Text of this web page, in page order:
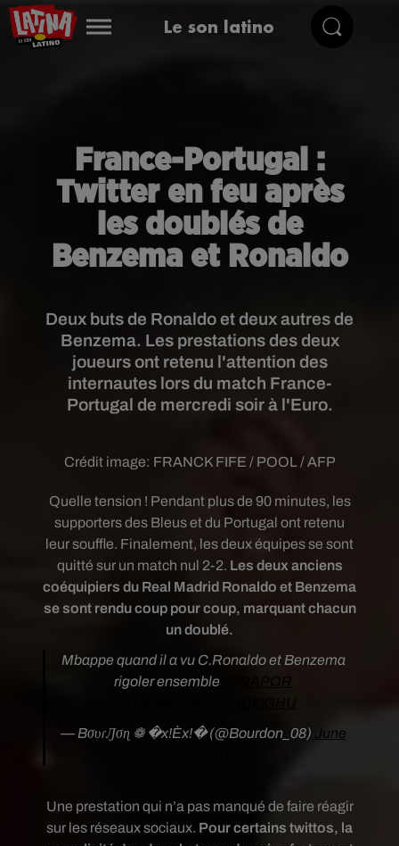
Le son latino
France-Portugal :
Twitter en feu après
les doublés de
Benzema et Ronaldo
Deux buts de Ronaldo et deux autres de
Benzema. Les prestations des deux
joueurs ont retenu l'attention des
internautes lors du match France-
Portugal de mercredi soir à l'Euro.
Crédit image: FRANCK FIFE / POOL / AFP
Quelle tension ! Pendant plus de 90 minutes, les
supporters des Bleus et du Portugal ont retenu
leur souffle. Finalement, les deux équipes se sont
quitté sur un match nul 2-2. Les deux anciens
coéquipiers du Real Madrid Ronaldo et Benzema
se sont rendu coup pour coup, marquant chacun
un doublé.
Mbappe quand il a vu C.Ronaldo et Benzema
rigoler ensemble
#FRAPOR
— BσυɾԒσɳ ❁ �x!Èx!� (@Bourdon_08) June
Une prestation qui n’a pas manqué de faire réagir
sur les réseaux sociaux. Pour certains twittos, la